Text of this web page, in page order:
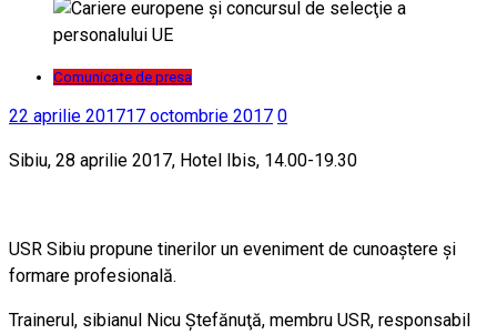
Comunicate de presa
22 aprilie 201717 octombrie 2017 0
Sibiu, 28 aprilie 2017, Hotel Ibis, 14.00-19.30
USR Sibiu propune tinerilor un eveniment de cunoaştere şi
formare profesională.
Trainerul, sibianul Nicu Ştefănuţă, membru USR, responsabil